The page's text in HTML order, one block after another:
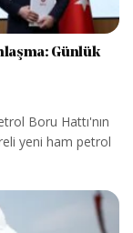
Günlük
Boru Hattı'nın
yeni ham petrol